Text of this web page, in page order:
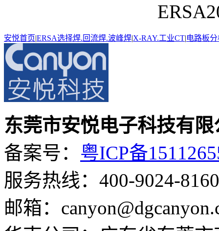
安悦首页|ERSA选择焊.回流焊.波峰焊|X-RAY.工业CT|电路板
东莞市安悦电子科技有限
备案号： 粤ICP备
服务热线：400-9024-816
邮箱：